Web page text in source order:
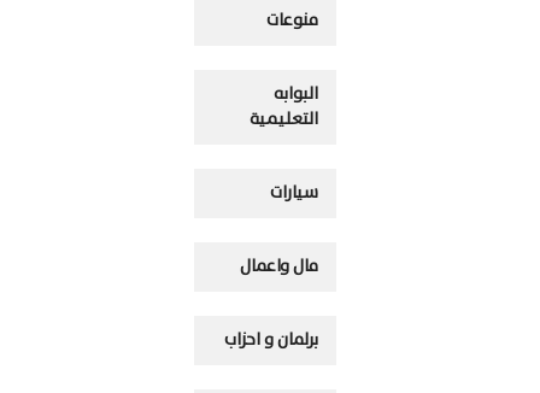
منوعات
البوابه
التعليمية
سيارات
مال واعمال
برلمان و احزاب